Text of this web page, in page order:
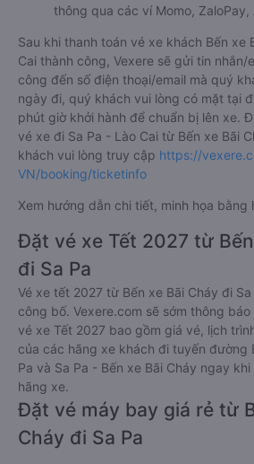
thông qua các ví Momo, ZaloPay,
Sau khi thanh toán vé xe khách Bến xe
Cai thành công, Vexere sẽ gửi tin nhắn/
công đến số điện thoại/email mà quý
ngày đi, quý khách vui lòng có mặt tại
phút giờ khởi hành để chuẩn bị lên xe.
vé xe đi Sa Pa - Lào Cai từ Bến xe Bãi
khách vui lòng truy cập https://
VN/booking/ticketinfo
Xem hướng dẫn chi tiết, minh họa bằng
Đặt vé xe Tết 2027 từ
đi Sa Pa
Vé xe tết 2027 từ Bến xe Bãi Cháy đi
công bố. Vexere.com sẽ sớm thông
vé xe Tết 2027 bao gồm giá vé, lịch
của các hãng xe khách đi tuyến đường
Pa và Sa Pa - Bến xe Bãi Cháy ngay
hãng xe.
Đặt vé máy bay giá rẻ từ
Cháy đi Sa Pa